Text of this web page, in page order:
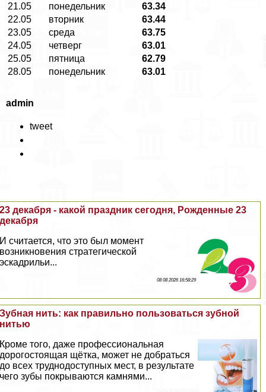
21.05
понедельник
63.34
22.05
вторник
63.44
23.05
среда
63.75
24.05
четверг
63.01
25.05
пятница
62.79
28.05
понедельник 63.01
admin
tweet
23 декабря - какой праздник сегодня, Рожденные 23
декабря
И считается, что это был момент
возникновения стратегической
эскадрильи...
08 08 2026 16:58:29
Зубная нить: как правильно пользоваться зубной
нитью
Кроме того, даже профессиональная
дорогостоящая щётка, может не добраться
до всех труднодоступных мест, в результате
чего зубы покрываются камнями...